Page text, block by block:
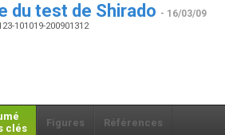
du test de Shirado - 16/03/09
101019-200901312
clés
Figures Références